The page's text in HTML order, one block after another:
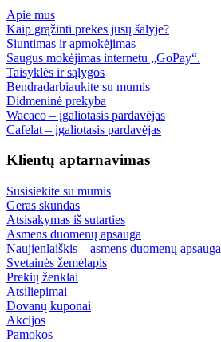
Apie mus
Kaip grąžinti prekes jūsų šalyje?
Siuntimas ir apmokėjimas
Saugus mokėjimas internetu „GoPay“.
Taisyklės ir sąlygos
Bendradarbiaukite su mumis
Didmeninė prekyba
Wacaco – įgaliotasis pardavėjas
Cafelat – įgaliotasis pardavėjas
Klientų aptarnavimas
Susisiekite su mumis
Geras skundas
Atsisakymas iš sutarties
Asmens duomenų apsauga
Naujienlaiškis – asmens duomenų apsauga
Svetainės žemėlapis
Prekių ženklai
Atsiliepimai
Dovanų kuponai
Akcijos
Pamokos